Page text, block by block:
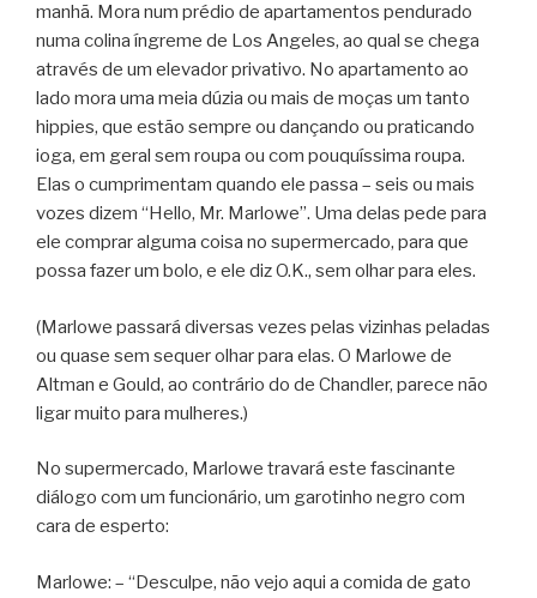
manhã. Mora num prédio de apartamentos pendurado
numa colina íngreme de Los Angeles, ao qual se chega
através de um elevador privativo. No apartamento ao
lado mora uma meia dúzia ou mais de moças um tanto
hippies, que estão sempre ou dançando ou praticando
ioga, em geral sem roupa ou com pouquíssima roupa.
Elas o cumprimentam quando ele passa – seis ou mais
vozes dizem “Hello, Mr. Marlowe”. Uma delas pede para
ele comprar alguma coisa no supermercado, para que
possa fazer um bolo, e ele diz O.K., sem olhar para eles.
(Marlowe passará diversas vezes pelas vizinhas peladas
ou quase sem sequer olhar para elas. O Marlowe de
Altman e Gould, ao contrário do de Chandler, parece não
ligar muito para mulheres.)
No supermercado, Marlowe travará este fascinante
diálogo com um funcionário, um garotinho negro com
cara de esperto:
Marlowe: – “Desculpe, não vejo aqui a comida de gato